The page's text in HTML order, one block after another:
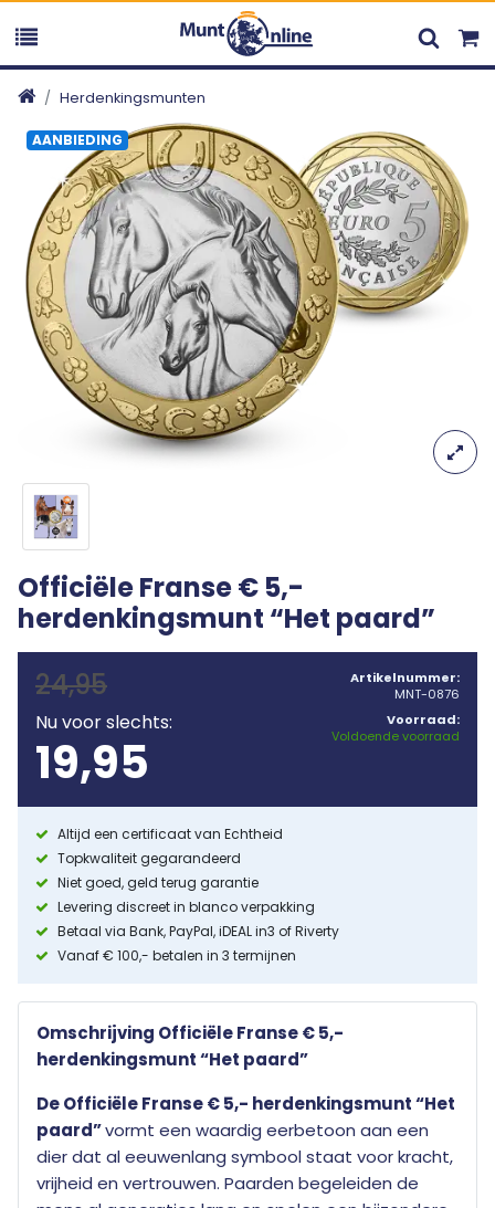
Herdenkingsmunten
AANBIEDING
Officiële Franse € 5,-
herdenkingsmunt “Het paard”
24,95
Nu voor slechts:
19,95
Artikelnummer:
MNT-0876
Voorraad:
Voldoende voorraad
Altijd een certificaat van Echtheid
Topkwaliteit gegarandeerd
Niet goed, geld terug garantie
Levering discreet in blanco verpakking
Betaal via Bank, PayPal, iDEAL in3 of Riverty
Vanaf € 100,- betalen in 3 termijnen
Omschrijving Officiële Franse € 5,-
herdenkingsmunt “Het paard”
De Officiële Franse € 5,- herdenkingsmunt “Het
paard”vormt een waardig eerbetoon aan een
dier dat al eeuwenlang symbool staat voor kracht,
vrijheid en vertrouwen. Paarden begeleiden de